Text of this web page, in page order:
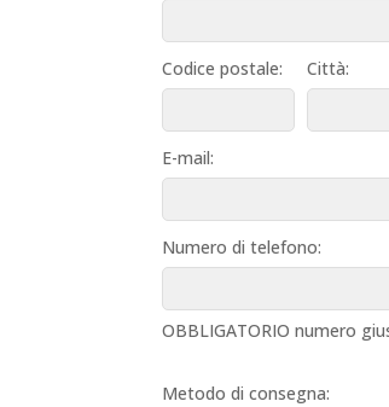
Codice postale: Città:
E-mail:
Numero di telefono:
OBBLIGATORIO numero
Metodo di consegna: